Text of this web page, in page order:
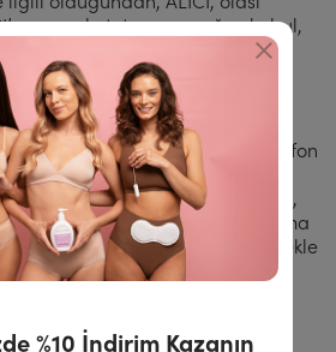
sorumlu tutamayacağını kabul,
siteye kayıt formunda
kendisi tarafından
posta adresi, sabit ve mobil telefon
bilgileri üzerinden mektup, e-
ve diğer yollarla iletişim,
diğer amaçlarla ALICI’ya ulaşma
işbu sözleşmeyi kabul etmekle
yukarıda belirtilen iletişim
kabul ve beyan
%10 İndirim Kazanın